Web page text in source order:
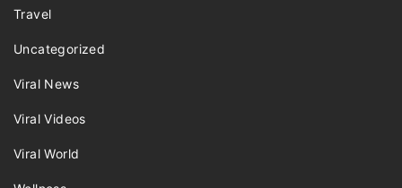
Travel
Uncategorized
Viral News
Viral Videos
Viral World